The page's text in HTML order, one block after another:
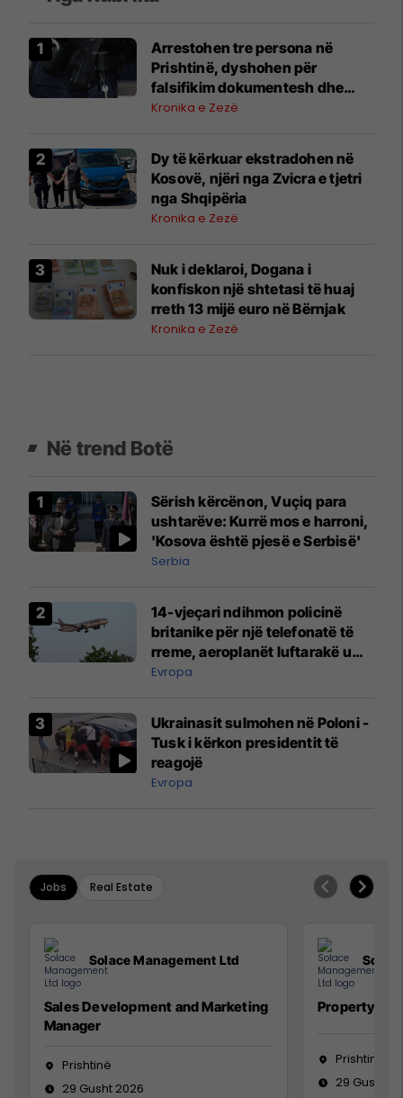
Arrestohen tre persona në
Prishtinë, dyshohen për
falsifikim dokumentesh dhe
mashtrim me toka
Kronika e Zezë
Dy të kërkuar ekstradohen në
Kosovë, njëri nga Zvicra e tjetri
nga Shqipëria
Kronika e Zezë
Nuk i deklaroi, Dogana i
konfiskon një shtetasi të huaj
rreth 13 mijë euro në Bërnjak
Kronika e Zezë
Në trend Botë
Sërish kërcënon, Vuçiq para
ushtarëve: Kurrë mos e harroni,
'Kosova është pjesë e Serbisë'
Serbia
14-vjeçari ndihmon policinë
britanike për një telefonatë të
rreme, aeroplanët luftarakë u
ngritën në ajër për të
Mançesterit
Evropa
Ukrainasit sulmohen në Poloni -
Tusk i kërkon presidentit të
reagojë
Evropa
Jobs Real Estate
Solace Management Ltd
Sales Development and Marketing
Manager
Prishtinë
29 Gusht 2026
Property
Prishtinë
29 Gusht